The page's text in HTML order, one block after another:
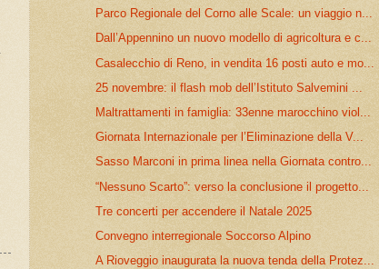
Parco Regionale del Corno alle Scale: un viaggio n...
Dall’Appennino un nuovo modello di agricoltura e c...
Casalecchio di Reno, in vendita 16 posti auto e mo...
25 novembre: il flash mob dell’Istituto Salvemini ...
Maltrattamenti in famiglia: 33enne marocchino viol...
Giornata Internazionale per l’Eliminazione della V...
Sasso Marconi in prima linea nella Giornata contro...
“Nessuno Scarto”: verso la conclusione il progetto...
Tre concerti per accendere il Natale 2025
Convegno interregionale Soccorso Alpino
A Rioveggio inaugurata la nuova tenda della Protez...